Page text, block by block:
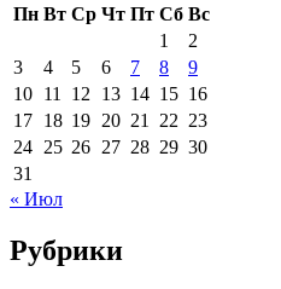
Пн Вт Ср Чт Пт Сб Вс
1
2
3
4 5 6 7 8
9
10 11 12 13 14 15 16
17 18 19 20 21 22 23
24 25 26 27 28 29 30
31
« Июл
Рубрики